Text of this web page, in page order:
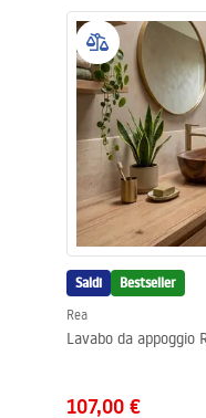
Saldi Bestseller
Rea
Lavabo da appoggio
107,00 €